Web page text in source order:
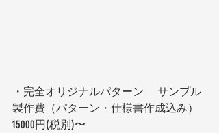
・完全オリジナルパターン　 サンプル
製作費（パターン・仕様書作成込み）
15000円(税別)〜